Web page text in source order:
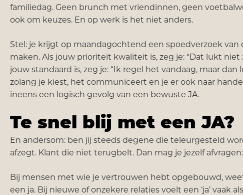
familiedag. Geen brunch met vriendinnen, geen
ook om keuzes. En op werk is het niet anders.
Stel: je krijgt op maandagochtend een spoedverzoek
maken. Als jouw prioriteit kwaliteit is, zeg je: “Dat lukt
jouw standaard is, zeg je: “Ik regel het vandaag, maar
zolang je kiest, het communiceert en je er ook naar
ineens een logisch gevolg van een bewuste JA.
Te snel blij met een JA?
En andersom: ben jij steeds degene die teleurgesteld
afzegt. Klant die niet terugbelt. Dan mag je jezelf
Bij mensen met wie je vertrouwen hebt opgebouwd,
een ja. Bij nieuwe of onzekere relaties voelt een ‘ja’ vaak